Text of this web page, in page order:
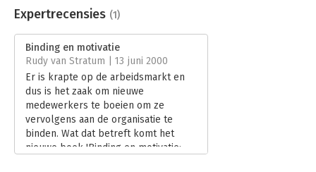
handig instrument om waarden en motieven van managers en
medewerkers te bepalen.
personeelsmanagement
Bindwijze:
gebonden
Aantal pagina's:
92
Uitgever:
Boom
Druk:
2
Hoofdrubriek:
Personeelsmanagement
Expertrecensies (1)
Binding en motivatie
Rudy van Stratum | 13 juni 2000
Er is krapte op de arbeidsmarkt en
dus is het zaak om nieuwe
medewerkers te boeien om ze
vervolgens aan de organisatie te
binden. Wat dat betreft komt het
nieuwe boek 'Binding en motivatie: